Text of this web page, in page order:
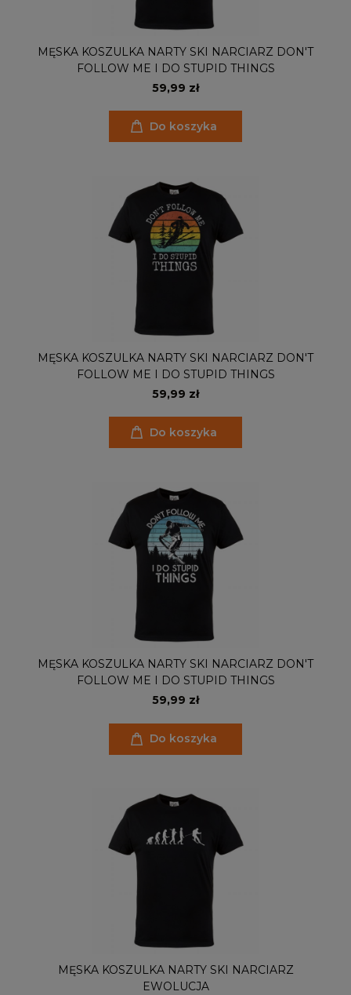
MĘSKA KOSZULKA NARTY SKI NARCIARZ DON'T
FOLLOW ME I DO STUPID THINGS
59,99 zł
Do koszyka
MĘSKA KOSZULKA NARTY SKI NARCIARZ DON'T
FOLLOW ME I DO STUPID THINGS
59,99 zł
Do koszyka
MĘSKA KOSZULKA NARTY SKI NARCIARZ DON'T
FOLLOW ME I DO STUPID THINGS
59,99 zł
Do koszyka
MĘSKA KOSZULKA NARTY SKI NARCIARZ
EWOLUCJA